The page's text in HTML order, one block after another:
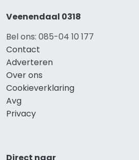
Veenendaal 0318
Bel ons: 085-04 10 177
Contact
Adverteren
Over ons
Cookieverklaring
Avg
Privacy